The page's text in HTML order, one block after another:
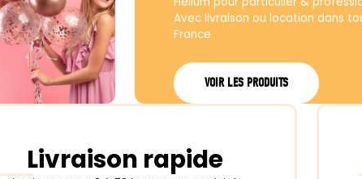
Avec livraison ou location dans
France
VOIR LES PRODUITS
Livraison rapide